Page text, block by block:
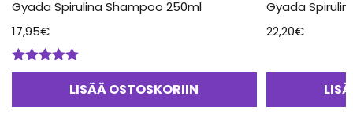
Gyada Spirulina Shampoo 250ml
17,95€
Arvostelu
LISÄÄ OSTOSKORIIN
Gyada
22,20€